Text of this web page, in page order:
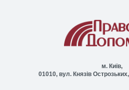
м. Київ,
01010, вул. Князів